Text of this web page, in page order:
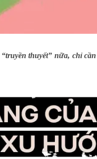
thuyết” nữa, chỉ